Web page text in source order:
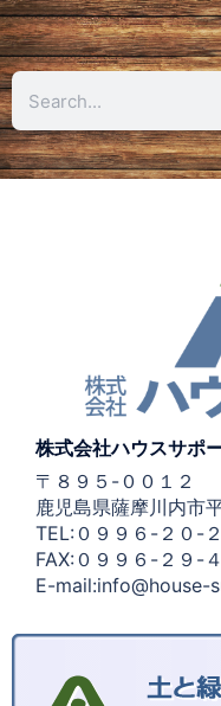
株式会社ハウスサポ
〒８９５-００１２
鹿児島県薩摩川内市
TEL:０９９６-２０-
FAX:０９９６-２９-
E-mail:info@house-